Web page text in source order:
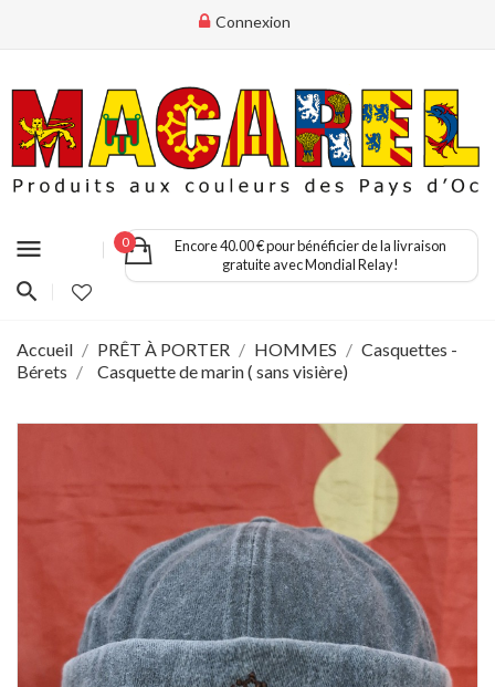
Connexion
menu 0
Encore 40.00 € pour bénéficier de la livraison
gratuite avec Mondial Relay!
Accueil PRÊT À PORTER HOMMES
Casquettes -
Bérets
Casquette de marin ( sans visière)